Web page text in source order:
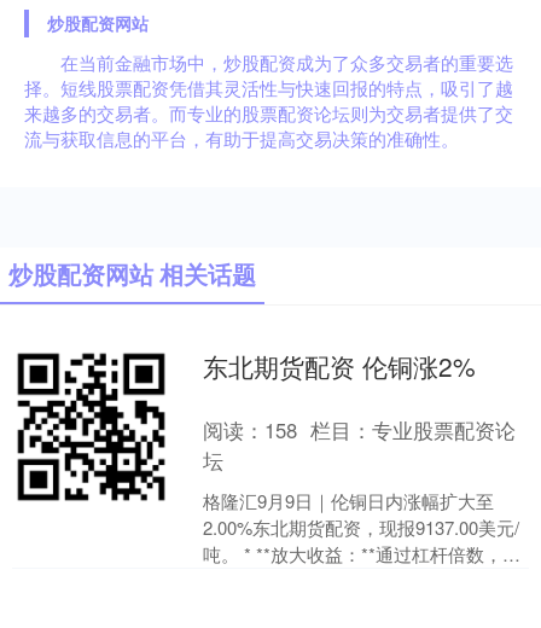
炒股配资网站
在当前金融市场中，炒股配资成为了众多交易者的重要选
择。短线股票配资凭借其灵活性与快速回报的特点，吸引了越
来越多的交易者。而专业的股票配资论坛则为交易者提供了交
流与获取信息的平台，有助于提高交易决策的准确性。
炒股配资网站 相关话题
东北期货配资 伦铜涨2%
阅读： 158 栏目：专业股票配资论
坛
格隆汇9月9日｜伦铜日内涨幅扩大至
2.00%东北期货配资，现报9137.00美元/
吨。 * **放大收益：**通过杠杆倍数，投